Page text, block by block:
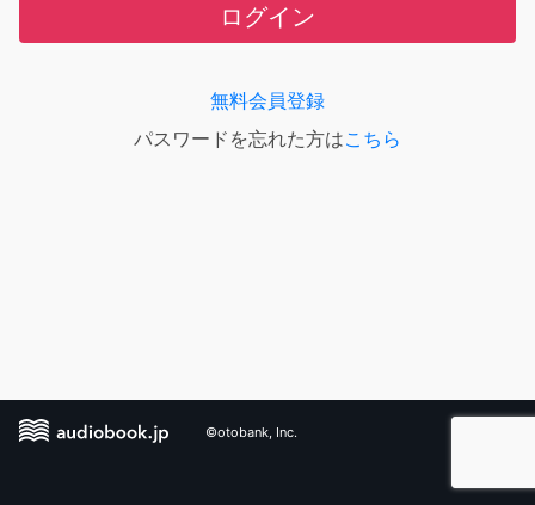
ログイン
無料会員登録
パスワードを忘れた方はこちら
©otobank, Inc.